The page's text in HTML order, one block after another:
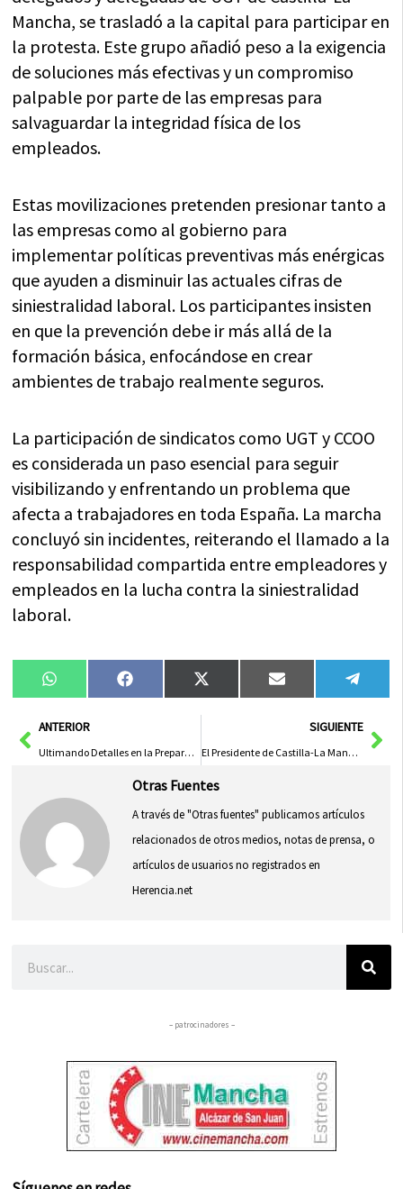
Mancha, se trasladó a la capital para participar en
la protesta. Este grupo añadió peso a la exigencia
de soluciones más efectivas y un compromiso
palpable por parte de las empresas para
salvaguardar la integridad física de los
empleados.
Estas movilizaciones pretenden presionar tanto a
las empresas como al gobierno para
implementar políticas preventivas más enérgicas
que ayuden a disminuir las actuales cifras de
siniestralidad laboral. Los participantes insisten
en que la prevención debe ir más allá de la
formación básica, enfocándose en crear
ambientes de trabajo realmente seguros.
La participación de sindicatos como UGT y CCOO
es considerada un paso esencial para seguir
visibilizando y enfrentando un problema que
afecta a trabajadores en toda España. La marcha
concluyó sin incidentes, reiterando el llamado a la
responsabilidad compartida entre empleadores y
empleados en la lucha contra la siniestralidad
laboral.
Compartir
en
WhatsAppCompartir
en
FacebookCompartir
en
X
(Twitter)
Compartir
en
Email
en
AntANTERIOR
Ultimando Detalles en la Preparación del Plan de Empleo
SIGUIENTE
El Presidente de Castilla-La Mancha Critica Falta de Iniciativas del PP en las Cortes
Otras Fuentes
A través de "Otras fuentes" publicamos artículos
relacionados de otros medios, notas de prensa, o
artículos de usuarios no registrados en
Herencia.net
– patrocinadores –